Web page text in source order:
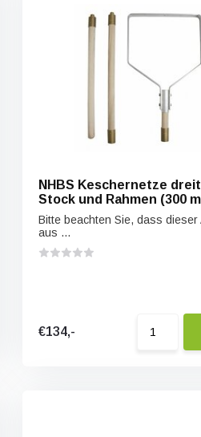
NHBS Keschernetze
Stock und Rahmen (300
Bitte beachten Sie, dass dieser
aus ...
€134,-